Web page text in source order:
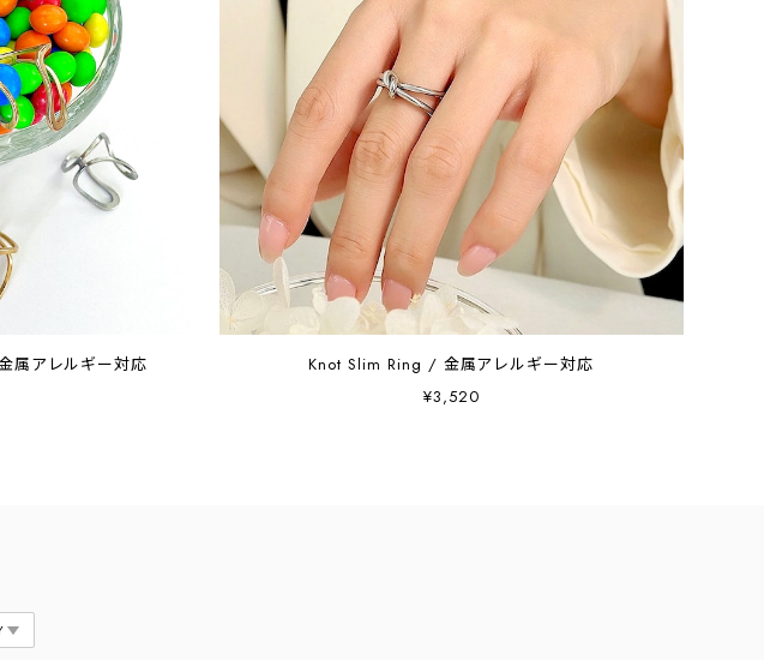
属アレルギー対応
Knot Slim Ring / 金属アレルギー対応
¥3,520